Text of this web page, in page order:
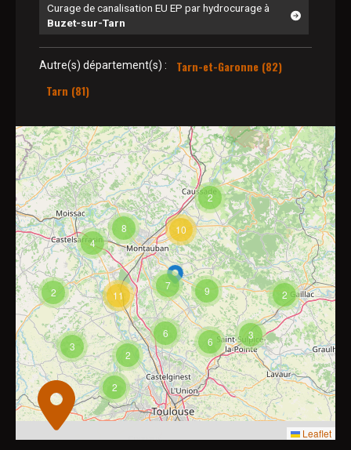
Curage de canalisation EU EP par hydrocurage à
Buzet-sur-Tarn
Autre(s) département(s) :
Tarn-et-Garonne (82)
Tarn (81)
2
2
2
2
2
3
3
6
6
9
7
8
4
11
10
Leaflet